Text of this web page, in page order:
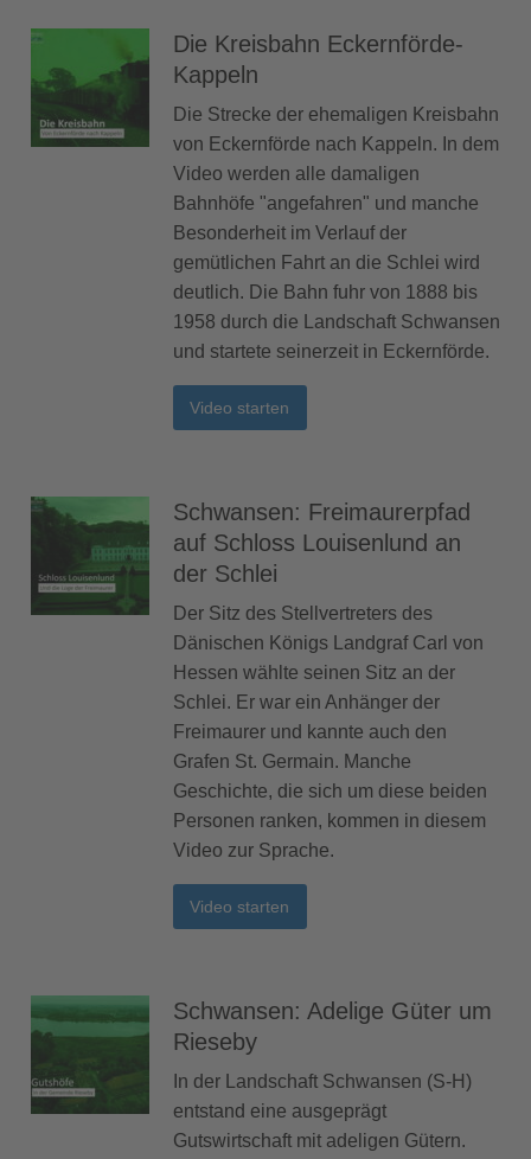
Die Kreisbahn Eckernförde-
Kappeln
Die Strecke der ehemaligen Kreisbahn
von Eckernförde nach Kappeln. In dem
Video werden alle damaligen
Bahnhöfe "angefahren" und manche
Besonderheit im Verlauf der
gemütlichen Fahrt an die Schlei wird
deutlich. Die Bahn fuhr von 1888 bis
1958 durch die Landschaft Schwansen
und startete seinerzeit in Eckernförde.
Video starten
Schwansen: Freimaurerpfad
auf Schloss Louisenlund an
der Schlei
Der Sitz des Stellvertreters des
Dänischen Königs Landgraf Carl von
Hessen wählte seinen Sitz an der
Schlei. Er war ein Anhänger der
Freimaurer und kannte auch den
Grafen St. Germain. Manche
Geschichte, die sich um diese beiden
Personen ranken, kommen in diesem
Video zur Sprache.
Video starten
Schwansen: Adelige Güter um
Rieseby
In der Landschaft Schwansen (S-H)
entstand eine ausgeprägt
Gutswirtschaft mit adeligen Gütern.